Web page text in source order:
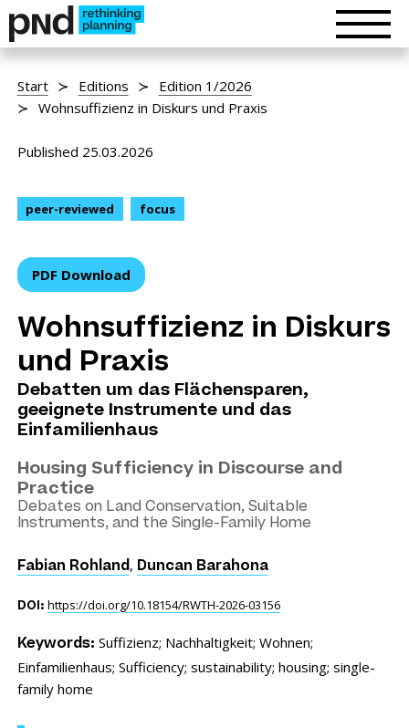
Start Editions
Edition 1/2026
Wohnsuffizienz in Diskurs und Praxis
Published 25.03.2026
peer-reviewed focus
PDF Download
Wohnsuffizienz in Diskurs
und Praxis
Debatten um das Flächensparen,
geeignete Instrumente und das
Einfamilienhaus
Housing Sufficiency in Discourse and
Practice
Debates on Land Conservation, Suitable
Instruments, and the Single-Family Home
Fabian Rohland, Duncan Barahona
DOI: https://doi.org/10.18154/RWTH-2026-03156
Keywords: Suffizienz; Nachhaltigkeit; Wohnen;
Einfamilienhaus; Sufficiency; sustainability; housing; single-
family home